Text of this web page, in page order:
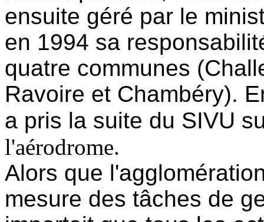
ensuite géré par le
en 1994 sa
quatre communes
Ravoire et Chambéry).
a pris la suite du SIVU
l'aérodrome.
Alors que
mesure des tâches de